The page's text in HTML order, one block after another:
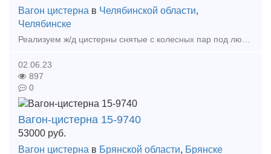
Вагон цистерна в Челябинской области,
Челябинске
02.06.23
897
0
Вагон-цистерна 15-9740
53000 руб.
Вагон цистерна в Брянской области, Брянске